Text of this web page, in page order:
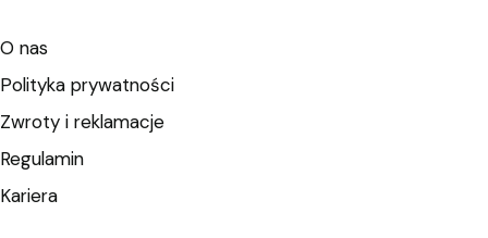
O nas
Polityka prywatności
Zwroty i reklamacje
Regulamin
Kariera